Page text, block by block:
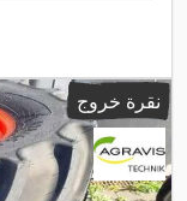
نقرة خروج